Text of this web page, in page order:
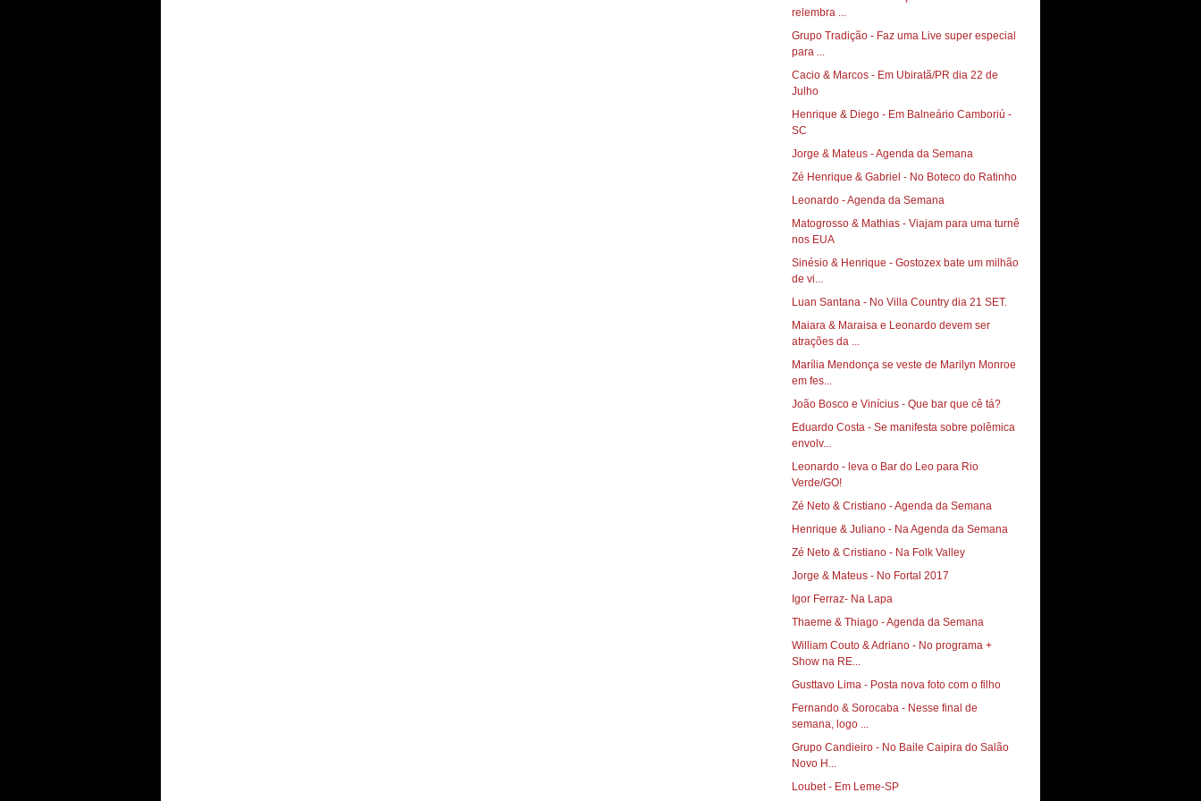
relembra ...
Grupo Tradição - Faz uma Live super especial
para ...
Cacio & Marcos - Em Ubiratã/PR dia 22 de
Julho
Henrique & Diego - Em Balneário Camboriú -
SC
Jorge & Mateus - Agenda da Semana
Zé Henrique & Gabriel - No Boteco do Ratinho
Leonardo - Agenda da Semana
Matogrosso & Mathias - Viajam para uma turnê
nos EUA
Sinésio & Henrique - Gostozex bate um milhão
de vi...
Luan Santana - No Villa Country dia 21 SET.
Maiara & Maraisa e Leonardo devem ser
atrações da ...
Marília Mendonça se veste de Marilyn Monroe
em fes...
João Bosco e Vinícius - Que bar que cê tá?
Eduardo Costa - Se manifesta sobre polêmica
envolv...
Leonardo - leva o Bar do Leo para Rio
Verde/GO!
Zé Neto & Cristiano - Agenda da Semana
Henrique & Juliano - Na Agenda da Semana
Zé Neto & Cristiano - Na Folk Valley
Jorge & Mateus - No Fortal 2017
Igor Ferraz- Na Lapa
Thaeme & Thiago - Agenda da Semana
William Couto & Adriano - No programa +
Show na RE...
Gusttavo Lima - Posta nova foto com o filho
Fernando & Sorocaba - Nesse final de
semana, logo ...
Grupo Candieiro - No Baile Caipira do Salão
Novo H...
Loubet - Em Leme-SP